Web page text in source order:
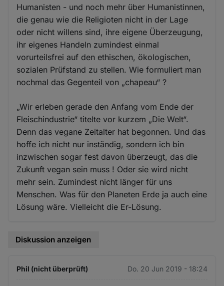
Humanisten - und noch mehr über Humanistinnen,
die genau wie die Religioten nicht in der Lage
oder nicht willens sind, ihre eigene Überzeugung,
ihr eigenes Handeln zumindest einmal
vorurteilsfrei auf den ethischen, ökologischen,
sozialen Prüfstand zu stellen. Wie formuliert man
nochmal das Gegenteil von „chapeau“ ?
„Wir erleben gerade den Anfang vom Ende der
Fleischindustrie“ titelte vor kurzem „Die Welt“.
Denn das vegane Zeitalter hat begonnen. Und das
hoffe ich nicht nur inständig, sondern ich bin
inzwischen sogar fest davon überzeugt, das die
Zukunft vegan sein muss ! Oder sie wird nicht
mehr sein. Zumindest nicht länger für uns
Menschen. Was für den Planeten Erde ja auch eine
Lösung wäre. Vielleicht die Er-Lösung.
Diskussion anzeigen
Phil (nicht überprüft) Do. 20 Jun 2019 - 18:24